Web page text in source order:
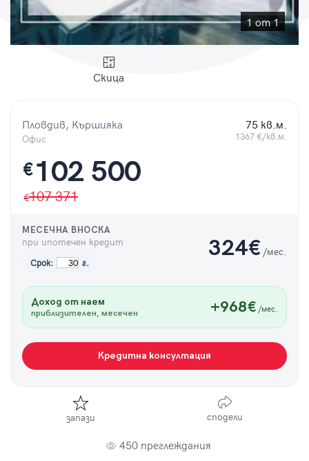
1 от 1
Скица
Пловдив, Кършияка
Офис
75 кв.м.
1367 €/кв.м.
€102 500
107 371
МЕСЕЧНА ВНОСКА
при ипотечен кредит
Срок: г.
324€ /мес.
Доход от наем
приблизителен, месечен +968€ /мес.
Кредитна консултация
запази сподели
450 преглеждания
Парола
Регистрация